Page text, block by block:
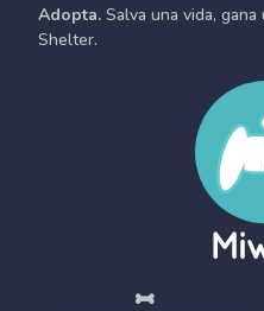
Adopta. Salva una vida,
Shelter.